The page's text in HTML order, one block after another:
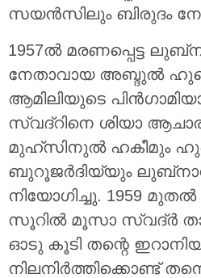
സയൻസിലും ബിരുദം
1957ൽ മരണപ്പെട്ട
നേതാവായ അബ്ദുൽ
ആമിലിയുടെ
സ്വദ്‌റിനെ ശിയാ
മുഹ്‌സിനുൽ ഹകീമും
ബുറൂജർദിയ്യും
നിയോഗിച്ചു. 1959
സൂറിൽ മൂസാ സ്വദ്ർ
ഓടു കൂടി തന്റെ
നിലനിർത്തിക്കൊണ്ട്